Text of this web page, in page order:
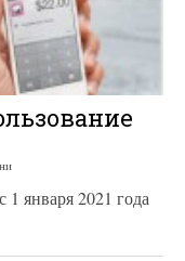
1 января 2021 года